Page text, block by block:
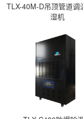
TLX-40M-D吊顶管道调
湿机